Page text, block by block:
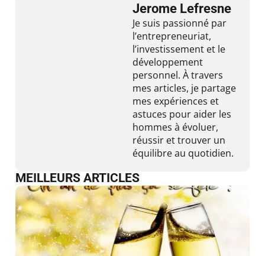
Jerome Lefresne
Je suis passionné par
l’entrepreneuriat,
l’investissement et le
développement
personnel. À travers
mes articles, je partage
mes expériences et
astuces pour aider les
hommes à évoluer,
réussir et trouver un
équilibre au quotidien.
MEILLEURS ARTICLES